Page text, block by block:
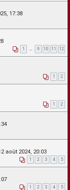
17:38
1 … 9 10 11 12
1 2
1 2
août 2024, 20:03
1 2 3 4 5
1 2 3 4 5